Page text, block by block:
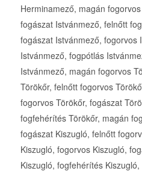
Herminamező, magán
fogászat Istvánmező, felnőtt
fogászat Istvánmező, fogorvos
Istvánmező, fogpótlás
Istvánmező, magán fogorvos
Törökőr, felnőtt fogorvos
fogorvos Törökőr, fogászat
fogfehérítés Törökőr, magán
fogászat Kiszugló, felnőtt
Kiszugló, fogorvos Kiszugló,
Kiszugló, fogfehérítés